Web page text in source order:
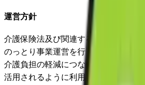
運営方針
介護保険法及び関連する法律を遵守
のっとり事業運営を行う。 要介護者
介護負担の軽減につながるような福
活用されるように利用者の立場にた